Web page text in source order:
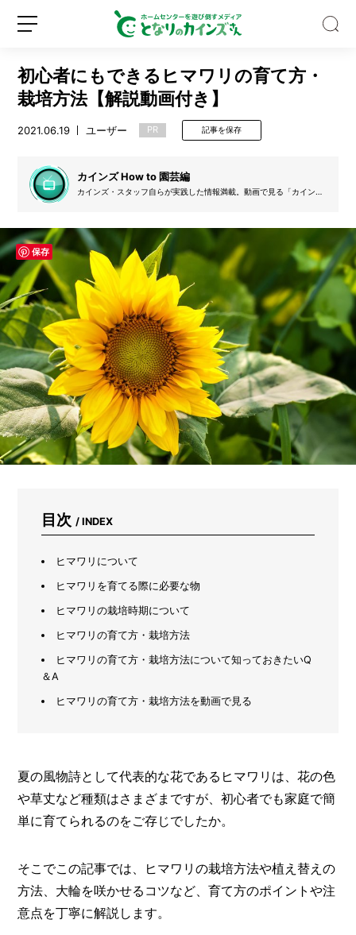
知
度
ほ
ぼ
0％！
そ
れ
で
も
プ
ロ
が
使
い
続
け
ロ
グ
イ
ン
カ
ー /
B
R
D
ク
リ
初心者にもできるヒマワリの育て方・
栽培方法【解説動画付き】
2021.06.19 ユーザー PR 記事を保存
カインズ How to 園芸編
カインズ・スタッフ自らが実践した情報満載。動画で見る「カインズ
保存
目次 / INDEX
ヒマワリについて
ヒマワリを育てる際に必要な物
ヒマワリの栽培時期について
ヒマワリの育て方・栽培方法
ヒマワリの育て方・栽培方法について知っておきたいQ
＆A
ヒマワリの育て方・栽培方法を動画で見る
夏の風物詩として代表的な花であるヒマワリは、花の色
や草丈など種類はさまざまですが、初心者でも家庭で簡
単に育てられるのをご存じでしたか。
そこでこの記事では、ヒマワリの栽培方法や植え替えの
方法、大輪を咲かせるコツなど、育て方のポイントや注
意点を丁寧に解説します。